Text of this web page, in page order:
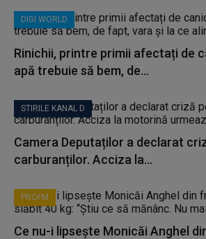
DIGI WORLD
Rinichii, printre primii afectați de
apă trebuie să bem, de...
STIRILE KANAL D
Camera Deputaților a declarat
carburanților. Acciza la...
PROFM
Ce nu-i lipsește Monicăi Anghel